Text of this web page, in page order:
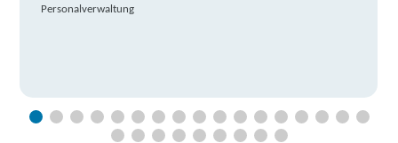
Personalverwaltung